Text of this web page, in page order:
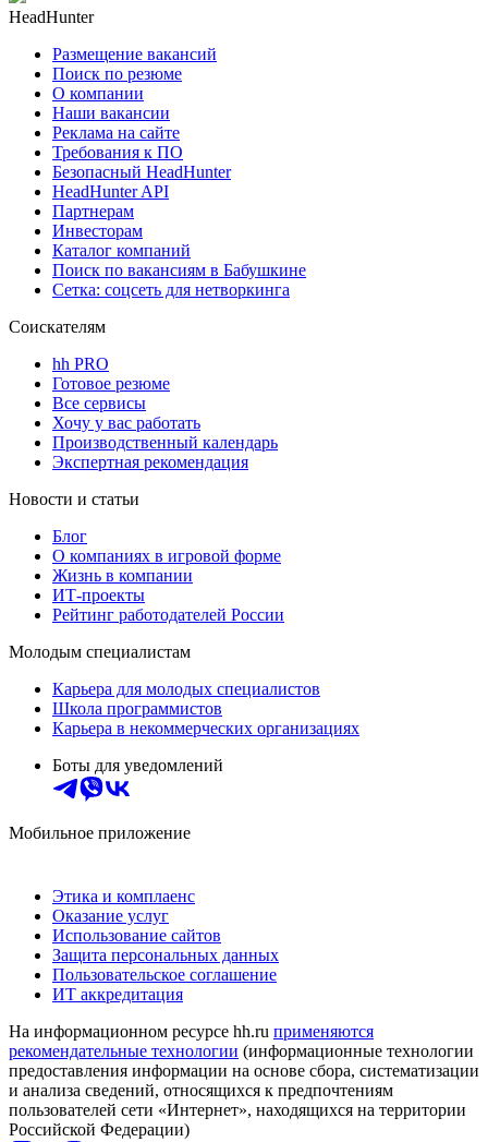
HeadHunter
Размещение вакансий
Поиск по резюме
О компании
Наши вакансии
Реклама на сайте
Требования к ПО
Безопасный HeadHunter
HeadHunter API
Партнерам
Инвесторам
Каталог компаний
Поиск по вакансиям в Бабушкине
Сетка: соцсеть для нетворкинга
Соискателям
hh PRO
Готовое резюме
Все сервисы
Хочу у вас работать
Производственный календарь
Экспертная рекомендация
Новости и статьи
Блог
О компаниях в игровой форме
Жизнь в компании
ИТ-проекты
Рейтинг работодателей России
Молодым специалистам
Карьера для молодых специалистов
Школа программистов
Карьера в некоммерческих организациях
Боты для уведомлений
Мобильное приложение
Этика и комплаенс
Оказание услуг
Использование сайтов
Защита персональных данных
Пользовательское соглашение
ИТ аккредитация
На информационном ресурсе hh.ru применяются
рекомендательные технологии (информационные технологии
предоставления информации на основе сбора, систематизации
и анализа сведений, относящихся к предпочтениям
пользователей сети «Интернет», находящихся на территории
Российской Федерации)